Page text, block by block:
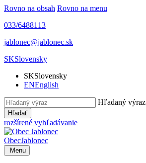
Rovno na obsah Rovno na menu
033/6488113
jablonec@jablonec.sk
SKSlovensky
SKSlovensky
ENEnglish
Hľadaný výraz
Hľadať
rozšírené vyhľadávanie
ObecJablonec
Menu